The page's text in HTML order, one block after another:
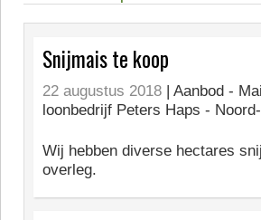
Snijmais te koop
22 augustus 2018 | Aanbod -
loonbedrijf Peters Haps -
Wij hebben diverse hectares
overleg.